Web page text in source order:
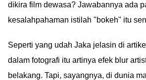
dikira film dewasa? Jawabannya ada
kesalahpahaman istilah "bokeh" itu
Seperti yang udah Jaka jelasin di
dalam fotografi itu artinya efek blur
belakang. Tapi, sayangnya, di dunia